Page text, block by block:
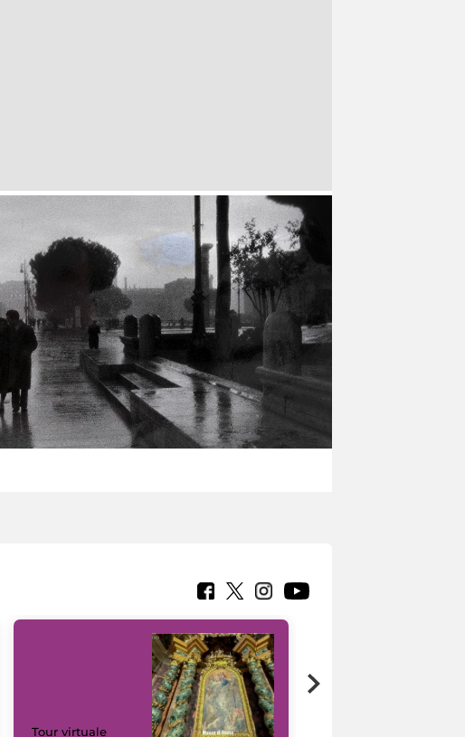
Tour virtuale